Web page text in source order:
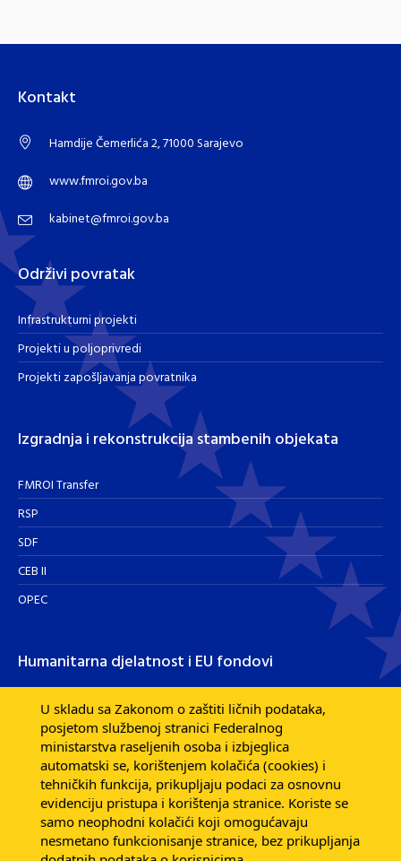
Kontakt
Hamdije Čemerlića 2, 71000 Sarajevo
www.fmroi.gov.ba
kabinet@fmroi.gov.ba
Održivi povratak
Infrastrukturni projekti
Projekti u poljoprivredi
Projekti zapošljavanja povratnika
Izgradnja i rekonstrukcija stambenih objekata
FMROI Transfer
RSP
SDF
CEB II
OPEC
Humanitarna djelatnost i EU fondovi
Humanitarna djelatnost
Razvojna pomoć EU fondova
Dijaspora
U skladu sa Zakonom o zaštiti ličnih podataka,
posjetom službenoj stranici Federalnog
ministarstva raseljenih osoba i izbjeglica
automatski se, korištenjem kolačića (cookies) i
tehničkih funkcija, prikupljaju podaci za osnovnu
evidenciju pristupa i korištenja stranice. Koriste se
samo neophodni kolačići koji omogućavaju
nesmetano funkcionisanje stranice, bez prikupljanja